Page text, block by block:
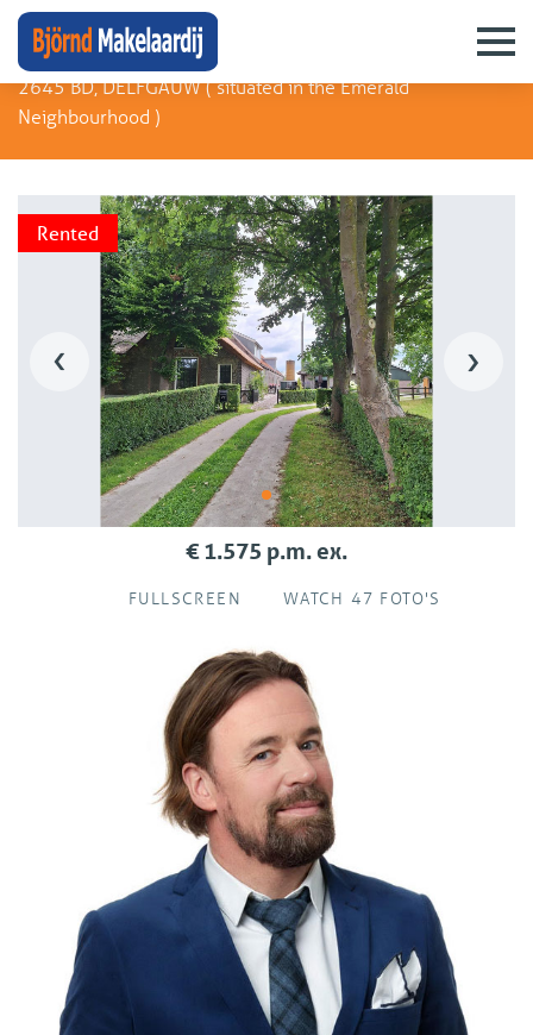
Zuideindseweg 27
2645 BD, DELFGAUW (situated in the Emerald
Neighbourhood )
Rented
‹ ›
€ 1.575 p.m. ex.
FULLSCREEN WATCH 47 FOTO'S